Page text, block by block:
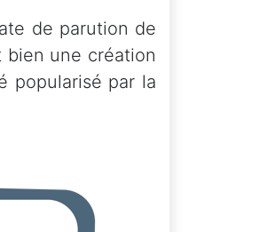
de parution de
bien une création
popularisé par la